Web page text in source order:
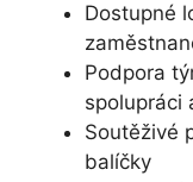
Dostupné
Podpora
spolupráci
Soutěživé
balíčky